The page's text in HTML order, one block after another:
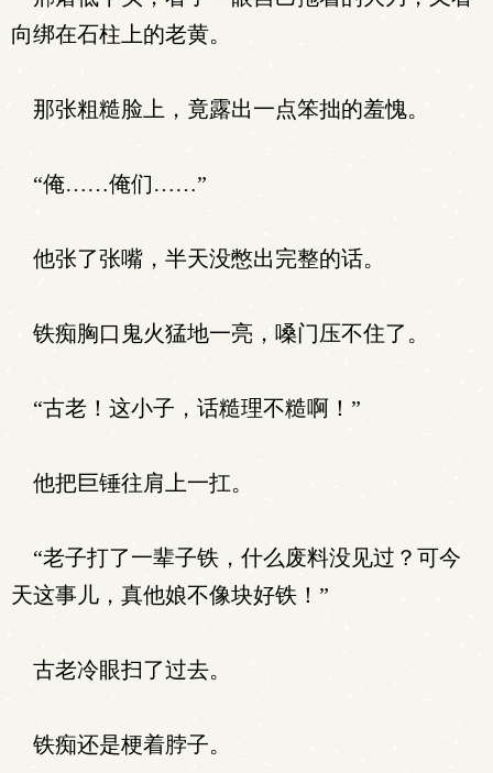
向绑在石柱上的老黄。
那张粗糙脸上，竟露出一点笨拙的羞愧。
“俺……俺们……”
他张了张嘴，半天没憋出完整的话。
铁痴胸口鬼火猛地一亮，嗓门压不住了。
“古老！这小子，话糙理不糙啊！”
他把巨锤往肩上一扛。
“老子打了一辈子铁，什么废料没见过？可今
天这事儿，真他娘不像块好铁！”
古老冷眼扫了过去。
铁痴还是梗着脖子。